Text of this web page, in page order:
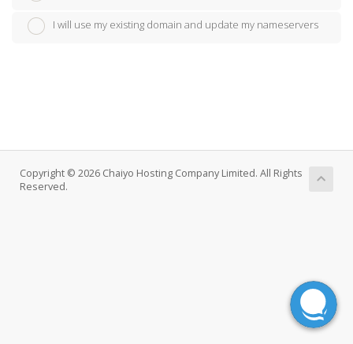
I will use my existing domain and update my nameservers
Copyright © 2026 Chaiyo Hosting Company Limited. All Rights
Reserved.